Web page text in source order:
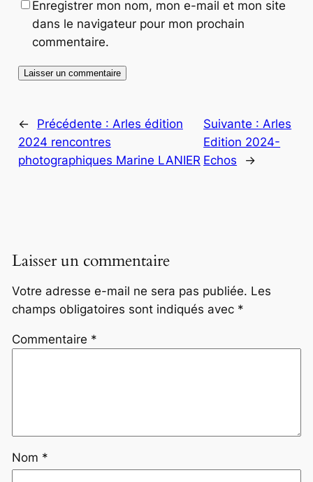
Enregistrer mon nom, mon e-mail et mon site
dans le navigateur pour mon prochain
commentaire.
← Précédente : Arles édition
2024 rencontres
photographiques Marine LANIER
Suivante :Arles
Edition 2024-
Echos
→
Laisser un commentaire
Votre adresse e-mail ne sera pas publiée. Les
champs obligatoires sont indiqués avec *
Commentaire *
Nom *